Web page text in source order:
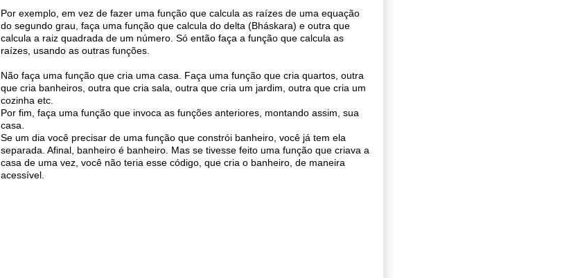
Por exemplo, em vez de fazer uma função que calcula as raízes de uma equação
do segundo grau, faça uma função que calcula do delta (Bháskara) e outra que
calcula a raiz quadrada de um número. Só então faça a função que calcula as
raízes, usando as outras funções.
Não faça uma função que cria uma casa. Faça uma função que cria quartos, outra
que cria banheiros, outra que cria sala, outra que cria um jardim, outra que cria um
cozinha etc.
Por fim, faça uma função que invoca as funções anteriores, montando assim, sua
casa.
Se um dia você precisar de uma função que constrói banheiro, você já tem ela
separada. Afinal, banheiro é banheiro. Mas se tivesse feito uma função que criava a
casa de uma vez, você não teria esse código, que cria o banheiro, de maneira
acessível.